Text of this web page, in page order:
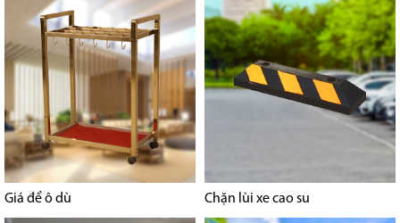
Giá để ô dù Chặn lùi xe cao su